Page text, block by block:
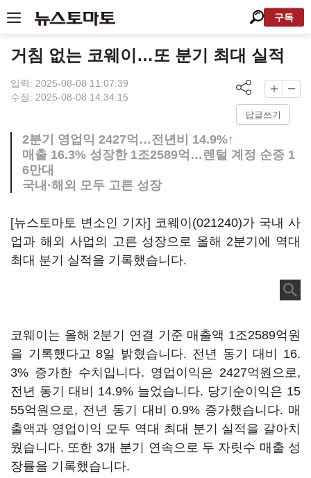
구독
거침 없는 코웨이…또 분기 최대 실적
입력: 2025-08-08 11:07:39
수정: 2025-08-08 14:34:15
답글쓰기
2분기 영업익 2427억…전년비 14.9%↑
매출 16.3% 성장한 1조2589억…렌털 계정 순증 1
6만대
국내·해외 모두 고른 성장
[뉴스토마토 변소인 기자] 코웨이(021240)가 국내 사
업과 해외 사업의 고른 성장으로 올해 2분기에 역대
최대 분기 실적을 기록했습니다.
코웨이는 올해 2분기 연결 기준 매출액 1조2589억원
을 기록했다고 8일 밝혔습니다. 전년 동기 대비 16.
3% 증가한 수치입니다. 영업이익은 2427억원으로,
전년 동기 대비 14.9% 늘었습니다. 당기순이익은 15
55억원으로, 전년 동기 대비 0.9% 증가했습니다. 매
출액과 영업이익 모두 역대 최대 분기 실적을 갈아치
웠습니다. 또한 3개 분기 연속으로 두 자릿수 매출 성
장률을 기록했습니다.